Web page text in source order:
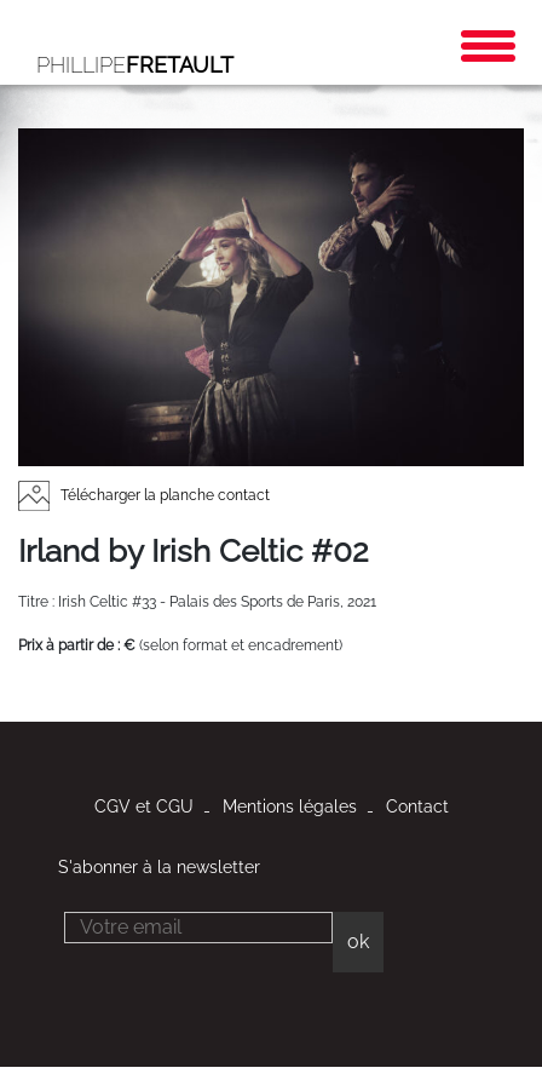
PHILLIPEFRETAULT
Télécharger la planche contact
Irland by Irish Celtic #02
Titre : Irish Celtic #33 - Palais des Sports de Paris, 2021
Prix à partir de : € (selon format et encadrement)
CGV et CGU Mentions légales Contact
S'abonner à la newsletter